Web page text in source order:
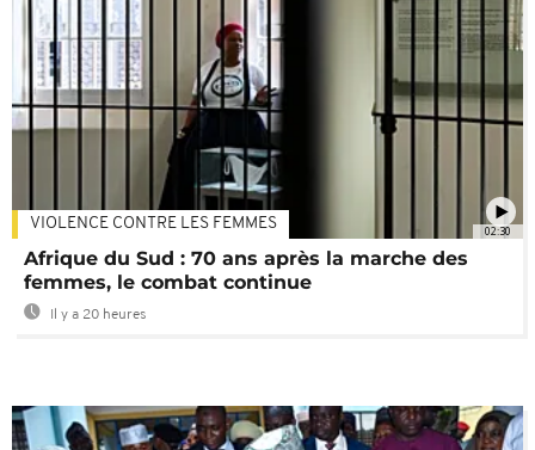
02:30
VIOLENCE CONTRE LES FEMMES
Afrique du Sud : 70 ans après la marche des
femmes, le combat continue
Il y a 20 heures